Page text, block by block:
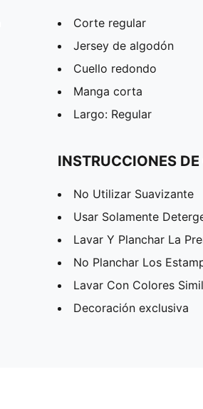
Corte regular
Jersey de algodón
Cuello redondo
Manga corta
Largo: Regular
INSTRUCCIONES
No Utilizar Suavizante
Usar Solamente
Lavar Y Planchar La
No Planchar Los
Lavar Con Colores
Decoración exclusiva